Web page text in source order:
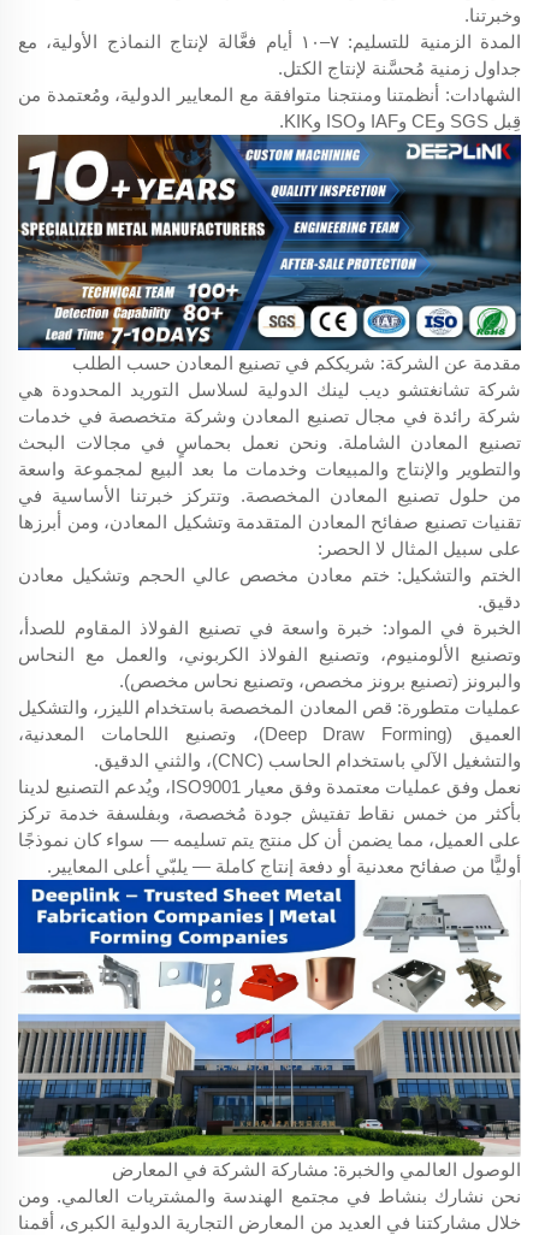
وخبرتنا.
المدة الزمنية للتسليم: ٧–١٠ أيام فعَّالة لإنتاج النماذج الأولية، مع
جداول زمنية مُحسَّنة لإنتاج الكتل.
الشهادات: أنظمتنا ومنتجنا متوافقة مع المعايير الدولية، ومُعتمدة من
قِبل SGS وCE وIAF وISO وKIK.
مقدمة عن الشركة: شريككم في تصنيع المعادن حسب الطلب
شركة تشانغتشو ديب لينك الدولية لسلاسل التوريد المحدودة هي
شركة رائدة في مجال تصنيع المعادن وشركة متخصصة في خدمات
تصنيع المعادن الشاملة. ونحن نعمل بحماسٍ في مجالات البحث
والتطوير والإنتاج والمبيعات وخدمات ما بعد البيع لمجموعة واسعة
من حلول تصنيع المعادن المخصصة. وتتركز خبرتنا الأساسية في
تقنيات تصنيع صفائح المعادن المتقدمة وتشكيل المعادن، ومن أبرزها
على سبيل المثال لا الحصر:
الختم والتشكيل: ختم معادن مخصص عالي الحجم وتشكيل معادن
دقيق.
الخبرة في المواد: خبرة واسعة في تصنيع الفولاذ المقاوم للصدأ،
وتصنيع الألومنيوم، وتصنيع الفولاذ الكربوني، والعمل مع النحاس
والبرونز (تصنيع برونز مخصص، وتصنيع نحاس مخصص).
عمليات متطورة: قص المعادن المخصصة باستخدام الليزر، والتشكيل
العميق (Deep Draw Forming)، وتصنيع اللحامات المعدنية،
والتشغيل الآلي باستخدام الحاسب (CNC)، والثني الدقيق.
نعمل وفق عمليات معتمدة وفق معيار ISO9001، ويُدعم التصنيع لدينا
بأكثر من خمس نقاط تفتيش جودة مُخصصة، وبفلسفة خدمة تركز
على العميل، مما يضمن أن كل منتج يتم تسليمه — سواء كان نموذجًا
أوليًّا من صفائح معدنية أو دفعة إنتاج كاملة — يلبّي أعلى المعايير.
الوصول العالمي والخبرة: مشاركة الشركة في المعارض
نحن نشارك بنشاط في مجتمع الهندسة والمشتريات العالمي. ومن
خلال مشاركتنا في العديد من المعارض التجارية الدولية الكبرى، أقمنا